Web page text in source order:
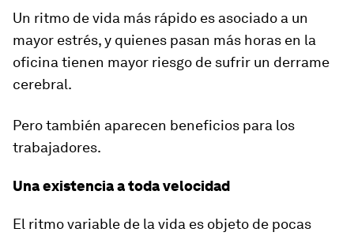
Un ritmo de vida más rápido es asociado a un
mayor estrés,y quienes pasan más horas en la
oficina tienen mayor riesgo de sufrir un derrame
cerebral.
Pero también aparecen beneficios para los
trabajadores.
Una existencia a toda velocidad
El ritmo variable de la vida es objeto de pocas